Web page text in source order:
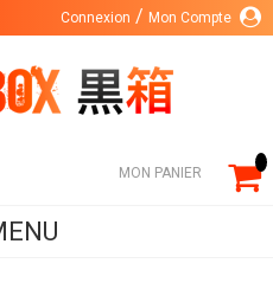
Connexion Mon Compte
MON PANIER